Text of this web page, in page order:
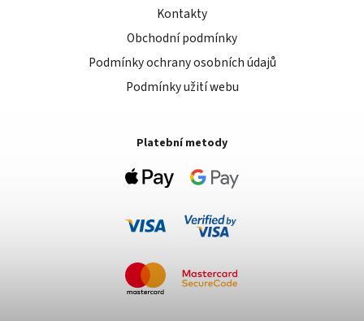
Kontakty
Obchodní podmínky
Podmínky ochrany osobních údajů
Podmínky užití webu
Platební metody